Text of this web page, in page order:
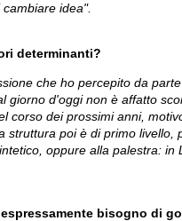
idea".
determinanti?
che ho percepito da
giorno d'oggi non è affatto
corso dei prossimi anni,
struttura poi è di primo livello,
oppure alla palestra: in
bisogno di